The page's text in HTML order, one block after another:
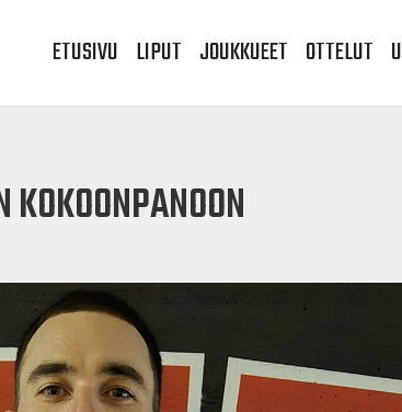
ETUSIVU LIPUT JOUKKUEET OTTELUT